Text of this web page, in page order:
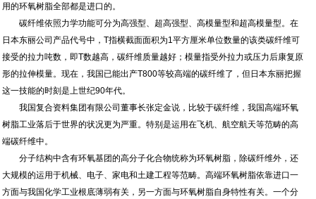
用的环氧树脂全部都是进口的。
碳纤维依照力学功能可分为高强型、超高强型、高模量型和超高模量型。在
日本东丽公司产品代号中，T指横截面面积为1平方厘米单位数量的该类碳纤维可
接受的拉力吨数，即T数越高，碳纤维质量越好；模量指受外拉力或压力后康复原
形的拉伸模量。现在，我国已能出产T800等较高端的碳纤维了，但日本东丽把握
这一技能的时刻是上世纪90年代。
我国复合资料集团有限公司董事长张定金说，比较于碳纤维，我国高端环氧
树脂工业落后于世界的状况更为严重。特别是运用在飞机、航空航天等范畴的高
端碳纤维中。
分子结构中含有环氧基团的高分子化合物统称为环氧树脂，除碳纤维外，还
大规模的运用于机械、电子、家电和土建工程等范畴。高端环氧树脂依靠进口一
方面与我国化学工业根底薄弱有关，另一方面与环氧树脂自身特性有关。一个分